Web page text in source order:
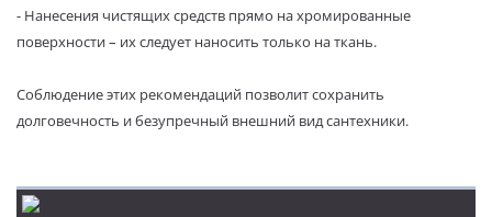
- Нанесения чистящих средств прямо на хромированные
поверхности – их следует наносить только на ткань.
Соблюдение этих рекомендаций позволит сохранить
долговечность и безупречный внешний вид сантехники.